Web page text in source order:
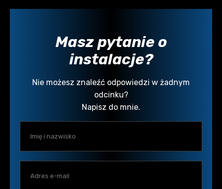
Masz pytanie o
instalacje?
Nie możesz znaleźć odpowiedzi w żadnym
odcinku?
Napisz do mnie.